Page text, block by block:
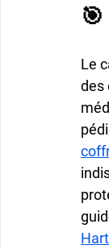
Le
des